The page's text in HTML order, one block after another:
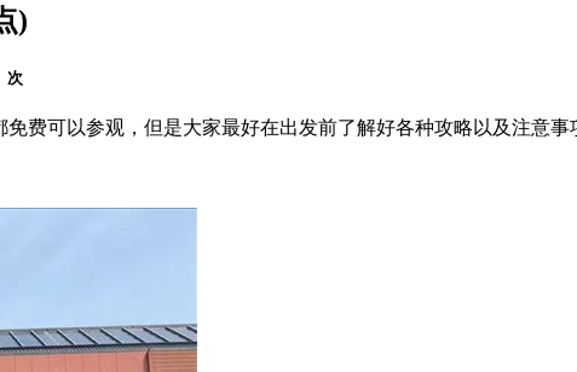
)
次
费可以参观，但是大家最好在出发前了解好各种攻略以及注意